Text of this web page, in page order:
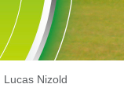
Lucas Nizold